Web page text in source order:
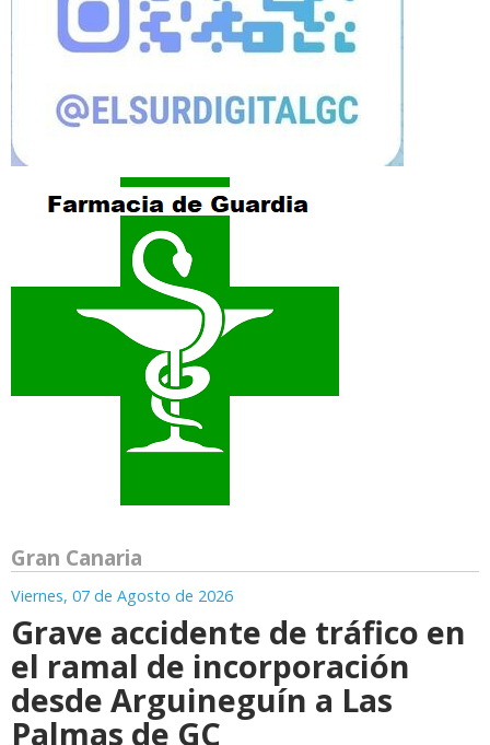
Gran Canaria
Viernes, 07 de Agosto de 2026
Grave accidente de tráfico en
el ramal de incorporación
desde Arguineguín a Las
Palmas de GC